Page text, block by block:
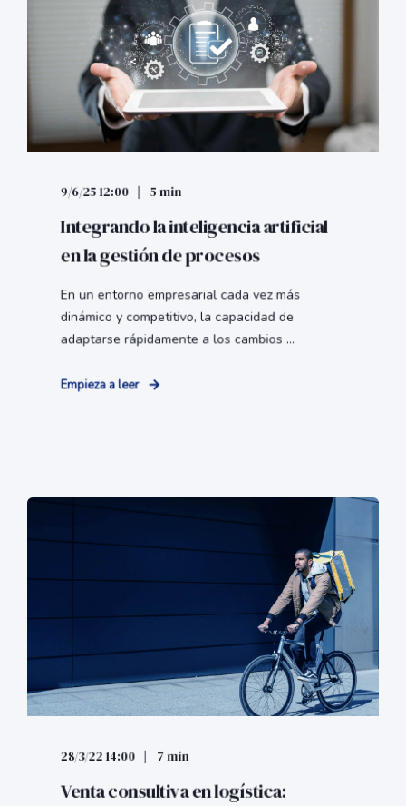
9/6/25 12:00 5 min
Integrando la inteligencia artificial
en la gestión de procesos
En un entorno empresarial cada vez más
dinámico y competitivo, la capacidad de
adaptarse rápidamente a los cambios ...
Empieza a leer
28/3/22 14:00 7 min
Venta consultiva en logística: